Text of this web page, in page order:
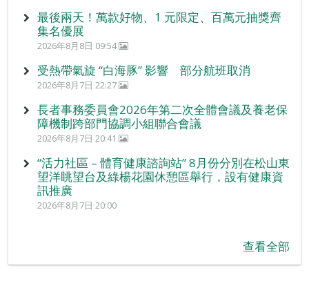
最後兩天！萬款好物、1 元限定、百萬元抽獎齊
集名優展
2026年8月8日 09:54
受熱帶氣旋 “白海豚” 影響 部分航班取消
2026年8月7日 22:27
長者事務委員會2026年第二次全體會議及養老保
障機制跨部門協調小組聯合會議
2026年8月7日 20:41
“活力社區 – 體育健康諮詢站” 8月份分別在松山東
望洋眺望台及綠楊花園休憩區舉行，設有健康資
訊推廣
2026年8月7日 20:00
查看全部